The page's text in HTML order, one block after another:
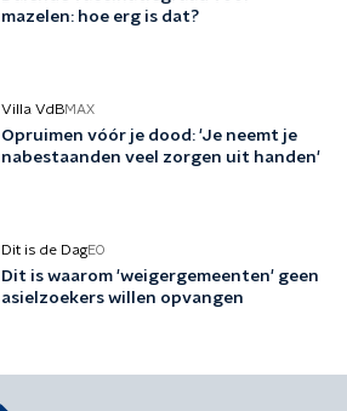
mazelen: hoe erg is dat?
Villa VdBMAX
Opruimen vóór je dood: 'Je neemt je
nabestaanden veel zorgen uit handen'
Dit is de DagEO
Dit is waarom 'weigergemeenten' geen
asielzoekers willen opvangen